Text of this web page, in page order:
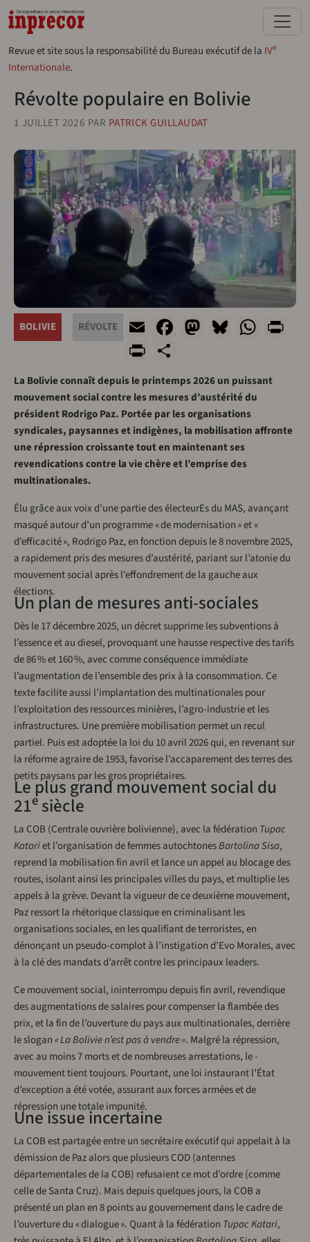
Aller au contenu principal
Revue et site sous la responsabilité du Bureau exécutif de la IVe
Internationale.
Révolte populaire en Bolivie
1 JUILLET 2026 PAR PATRICK GUILLAUDAT
BOLIVIE RÉVOLTE EmailFacebook
Mastodon
Bluesky
PrintFriendly
La Bolivie connaît depuis le printemps 2026 un puissant
mouvement social contre les mesures d’austérité du
président Rodrigo Paz. Portée par les organisations
syndicales, paysannes et indigènes, la mobilisation affronte
une répression croissante tout en maintenant ses
revendications contre la vie chère et l’emprise des
multinationales.
Élu grâce aux voix d’une partie des électeurEs du MAS, avançant
masqué autour d’un programme « de modernisation » et «
d’efficacité », Rodrigo Paz, en fonction depuis le 8 novembre 2025,
a rapidement pris des mesures d’austérité, pariant sur l’atonie du
mouvement social après l’effondrement de la gauche aux
élections.
Un plan de mesures anti-sociales
Dès le 17 décembre 2025, un décret supprime les subventions à
l’essence et au diesel, provoquant une hausse respective des tarifs
de 86 % et 160 %, avec comme conséquence immédiate
l’augmentation de l’ensemble des prix à la consommation. Ce
texte facilite aussi l’implantation des multi­nationales pour
l’exploitation des ressources minières, l’agro-­industrie et les
infrastructures. Une première mobilisation permet un recul
partiel. Puis est adoptée la loi du 10 avril 2026 qui, en revenant sur
la réforme agraire de 1953, favorise l’accaparement des terres des
petits paysans par les gros propriétaires.
Le plus grand mouvement social du
21e siècle
La COB (Centrale ouvrière bolivienne), avec la fédération Tupac
Katariet l’organisation de femmes autochtonesBartolina Sisa,
reprend la mobilisation fin avril et lance un appel au blocage des
routes, isolant ainsi les ­principales villes du pays, et multiplie les
appels à la grève. Devant la vigueur de ce deuxième mouvement,
Paz ressort la rhétorique classique en criminalisant les
organisations sociales, en les qualifiant de terroristes, en
dénonçant un pseudo-complot à l’instigation d’Evo Morales, avec
à la clé des mandats d’arrêt contre les principaux leaders.
Ce mouvement social, ininterrompu depuis fin avril, revendique
des augmentations de salaires pour compenser la flambée des
prix, et la fin de l’ouverture du pays aux multinationales, derrière
le slogan« La Bolivie n’est pas à vendre ». Malgré la répression,
avec au moins 7 morts et de nombreuses arrestations, le ­
mouvement tient toujours. Pourtant, une loi instaurant l’État
d’exception a été votée, assurant aux forces armées et de
répression une totale impunité.
Une issue incertaine
La COB est partagée entre un secrétaire exécutif qui appelait à la
démission de Paz alors que plusieurs COD (antennes
départementales de la COB) refusaient ce mot d’ordre (comme
celle de Santa Cruz). Mais depuis quelques jours, la COB a
présenté un plan en 8 points au gouvernement dans le cadre de
l’ouverture du « dialogue ». Quant à la fédération Tupac Katari,